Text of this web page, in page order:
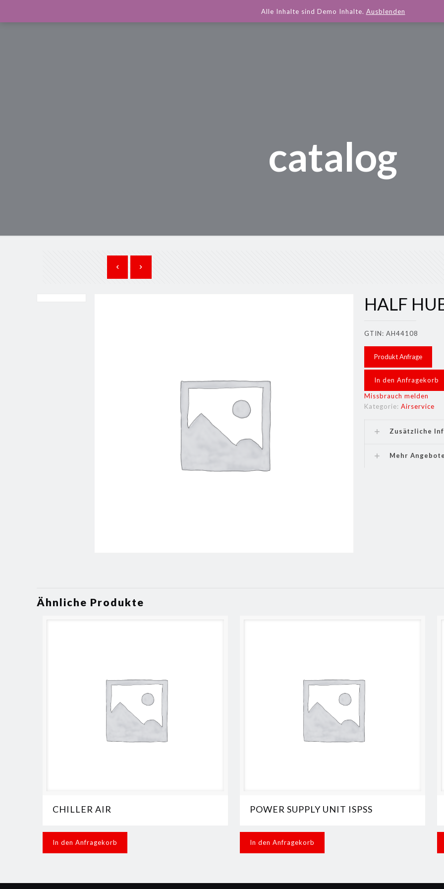
catalog
HALF
GTIN: AH44108
Produkt Anfrage
In den Anfragekorb
Missbrauch melden
Kategorie:Airservice
Zusätzliche
Mehr
Ähnliche Produkte
CHILLER AIR
In den Anfragekorb
POWER SUPPLY UNIT ISPSS
In den Anfragekorb
Alle Inhalte sind Demo Inhalte. Ausblenden